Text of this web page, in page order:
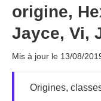
origine,
Jayce, Vi,
Mis à jour le 13/08/
Origines,